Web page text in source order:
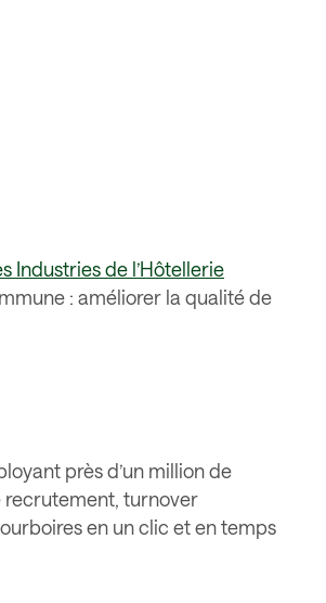
Industries de l’Hôtellerie
: améliorer la qualité de
près d’un million de
recrutement, turnover
en un clic et en temps